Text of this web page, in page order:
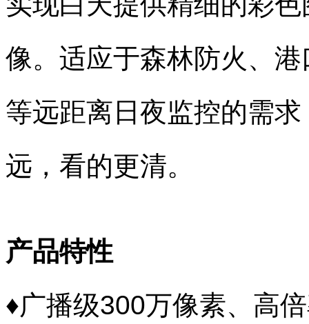
像。适应于森林防火、
等远距离日夜监控的需
远，看的更清。
产品特性
♦广播级300万像素、高